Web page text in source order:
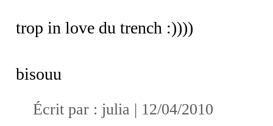
trop in love du trench :))))
bisouu
Écrit par : julia | 12/04/2010